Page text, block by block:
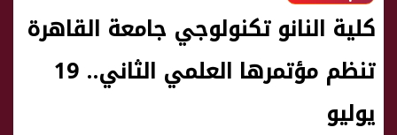
كلية النانو تكنولوجي جامعة القاهرة
تنظم مؤتمرها العلمي الثاني.. 19
يوليو